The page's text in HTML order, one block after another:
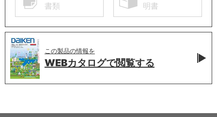
書類
明書
この製品の情報を
WEBカタログで閲覧する